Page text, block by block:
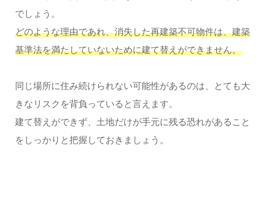
でしょう。
どのような理由であれ、消失した再建築不可物件は、建築
基準法を満たしていないために建て替えができません。
同じ場所に住み続けられない可能性があるのは、とても大
きなリスクを背負っていると言えます。
建て替えができず、土地だけが手元に残る恐れがあること
をしっかりと把握しておきましょう。